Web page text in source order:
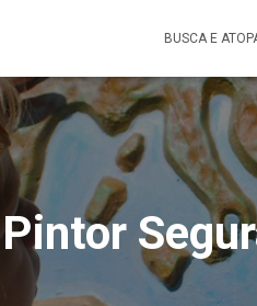
BUSCA E
Pintor